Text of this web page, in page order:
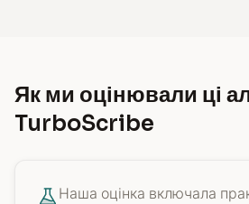
Як ми оцінювали ці
TurboScribe
Наша оцінка включала